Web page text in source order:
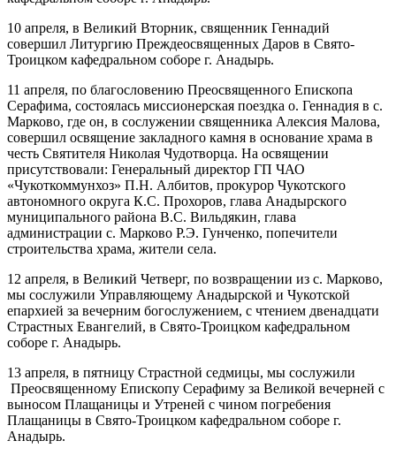
10 апреля, в Великий Вторник, священник Геннадий
совершил Литургию Преждеосвященных Даров в Свято-
Троицком кафедральном соборе г. Анадырь.
11 апреля, по благословению Преосвященного Епископа
Серафима, состоялась миссионерская поездка о. Геннадия в с.
Марково, где он, в сослужении священника Алексия Малова,
совершил освящение закладного камня в основание храма в
честь Святителя Николая Чудотворца. На освящении
присутствовали: Генеральный директор ГП ЧАО
«Чукоткоммунхоз» П.Н. Албитов, прокурор Чукотского
автономного округа К.С. Прохоров, глава Анадырского
муниципального района В.С. Вильдякин, глава
администрации с. Марково Р.Э. Гунченко, попечители
строительства храма, жители села.
12 апреля, в Великий Четверг, по возвращении из с. Марково,
мы сослужили Управляющему Анадырской и Чукотской
епархией за вечерним богослужением, с чтением двенадцати
Страстных Евангелий, в Свято-Троицком кафедральном
соборе г. Анадырь.
13 апреля, в пятницу Страстной седмицы, мы сослужили
Преосвященному Епископу Серафиму за Великой вечерней с
выносом Плащаницы и Утреней с чином погребения
Плащаницы в Свято-Троицком кафедральном соборе г.
Анадырь.